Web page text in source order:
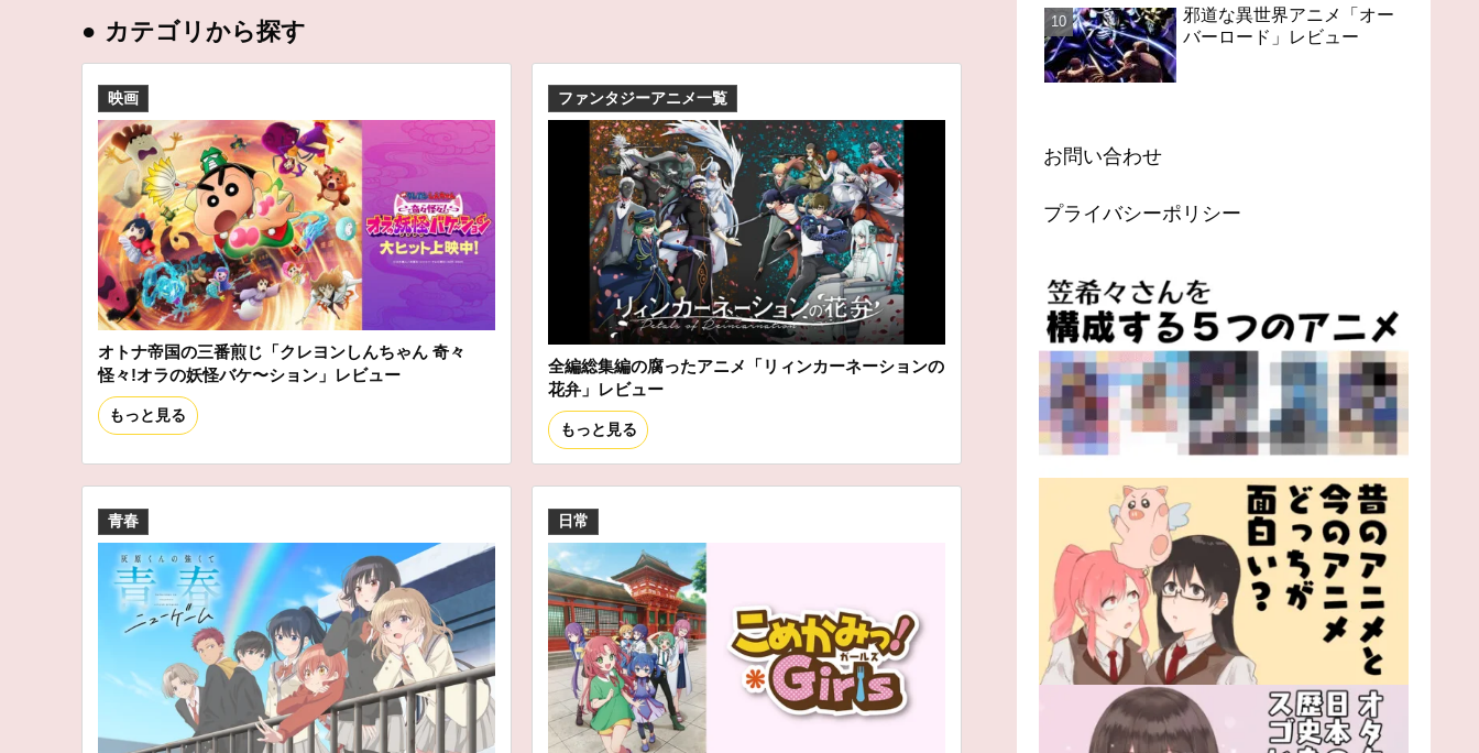
● カテゴリから探す
映画
オトナ帝国の三番煎じ「クレヨンしんちゃん 奇々
怪々!オラの妖怪バケ〜ション」レビュー
もっと見る
ファンタジーアニメ一覧
全編総集編の腐ったアニメ「リィンカーネーションの
花弁」レビュー
もっと見る
青春 日常
邪道な異世界アニメ「オー
バーロード」レビュー
お問い合わせ
プライバシーポリシー